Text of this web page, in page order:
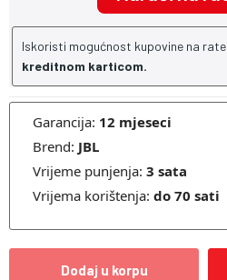
Iskoristi mogućnost kupovine na rate
kreditnom karticom.
Garancija: 12 mjeseci
Brend: JBL
Vrijeme punjenja: 3 sata
Vrijema korištenja: do 70 sati
Dodaj u korpu